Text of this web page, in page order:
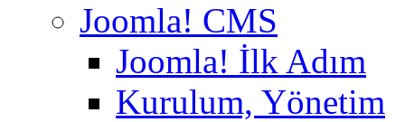
Joomla! CMS
Joomla! İlk Adım
Kurulum, Yönetim